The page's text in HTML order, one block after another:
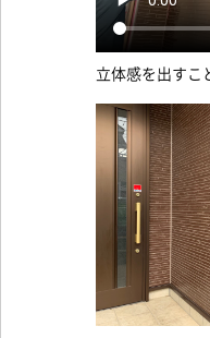
立体感を出すこ